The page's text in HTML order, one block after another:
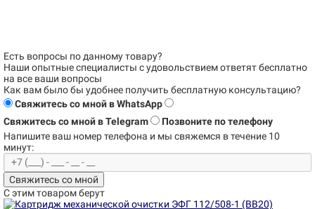
Есть вопросы по данному товару?
Наши опытные специалисты с удовольствиемответят бесплатно
на все ваши вопросы
Как вам было бы удобнее получить бесплатную консультацию?
Свяжитесь со мной в WhatsApp
Свяжитесь со мной в Telegram
Позвоните по телефону
Напишите ваш номер телефона и мы свяжемся в течение 10
минут:
Свяжитесь со мной
С этим товаром берут